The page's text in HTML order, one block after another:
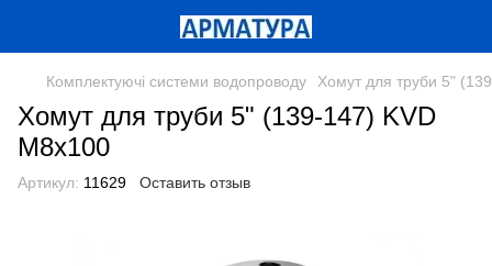
Комплектуючі системи водопроводу Хомут для труби 5"
Хомут для труби 5" (139-147) KVD
М8х100
Артикул: 11629 Оставить отзыв